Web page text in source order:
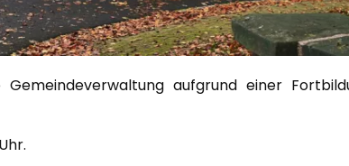
aufgrund einer